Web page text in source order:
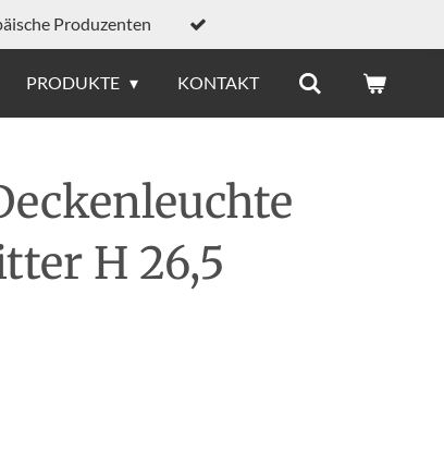
Produzenten
PRODUKTE KONTAKT
H 26,5